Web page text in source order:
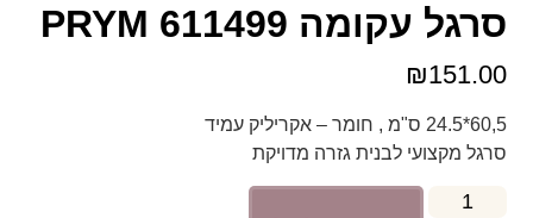
סרגל עקומה 611499 PRYM
₪151.00
60,5*24.5 ס"מ , חומר – אקריליק עמיד
סרגל מקצועי לבנית גזרה מדויקת